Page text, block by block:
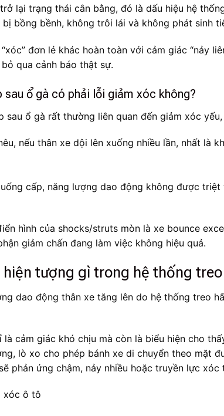
lại trạng thái cân bằng, đó là dấu hiệu hệ
bồng bềnh, không trôi lái và không phát sinh
đơn lẻ khác hoàn toàn với cảm giác “nảy
qua cảnh báo thật sự.
sau ổ gà có phải lỗi giảm xóc không?
sau ổ gà rất thường liên quan đến giảm xóc
nếu thân xe dội lên xuống nhiều lần, nhất là
cấp, năng lượng dao động không được
hình của shocks/struts mòn là xe bounce
giảm chấn đang làm việc không hiệu quả.
hiện tượng gì trong hệ thống
dao động thân xe tăng lên do hệ thống treo
cảm giác khó chịu mà còn là biểu hiện cho
lò xo cho phép bánh xe di chuyển theo mặt
phản ứng chậm, nảy nhiều hoặc truyền lực xóc